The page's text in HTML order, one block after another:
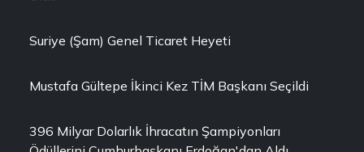
Suriye (Şam) Genel Ticaret Heyeti
Mustafa Gültepe İkinci Kez TİM Başkanı Seçildi
396 Milyar Dolarlık İhracatın Şampiyonları